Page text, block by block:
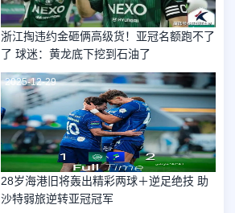
浙江掏违约金砸俩高级货！亚冠名额跑不了
了 球迷：黄龙底下挖到石油了
2025-12-29
28岁海港旧将轰出精彩两球＋逆足绝技 助
沙特弱旅逆转亚冠冠军